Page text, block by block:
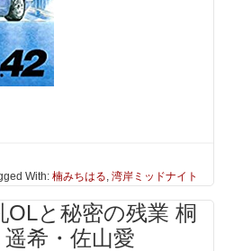
With:楠みちはる,湾岸ミッドナイト
OLと秘密の残業 桐
希・佐山愛